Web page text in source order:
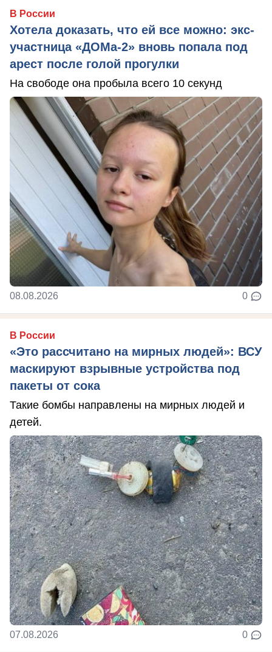
В России
Хотела доказать, что ей все можно: экс-
участница «ДОМа-2» вновь попала под
арест после голой прогулки
На свободе она пробыла всего 10 секунд
08.08.2026 0
В России
«Это рассчитано на мирных людей»: ВСУ
маскируют взрывные устройства под
пакеты от сока
Такие бомбы направлены на мирных людей и
детей.
07.08.2026 0